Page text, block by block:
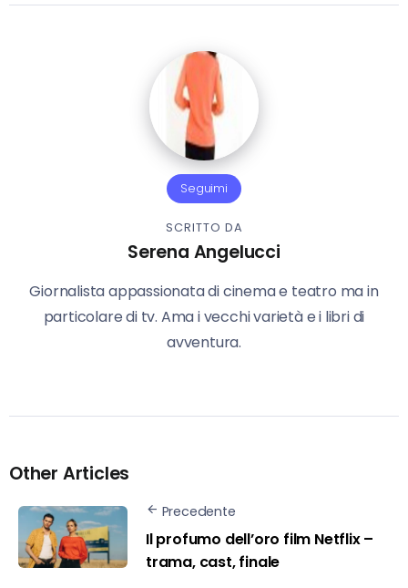
Seguimi
SCRITTO DA
Serena Angelucci
Giornalista appassionata di cinema e teatro ma in
particolare di tv. Ama i vecchi varietà e i libri di
avventura.
Other Articles
Precedente
Il profumo dell’oro film Netflix –
trama, cast, finale